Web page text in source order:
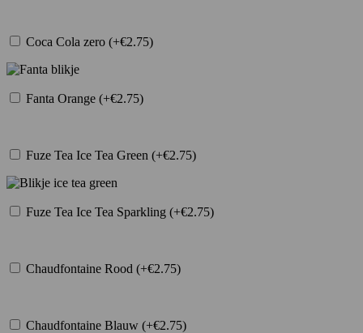
Coca Cola zero (+€2.75)
Fanta Orange (+€2.75)
Fuze Tea Ice Tea Green (+€2.75)
Fuze Tea Ice Tea Sparkling (+€2.75)
Chaudfontaine Rood (+€2.75)
Chaudfontaine Blauw (+€2.75)